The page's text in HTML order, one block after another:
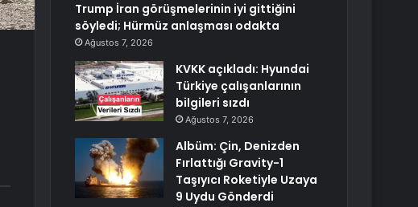
Trump İran görüşmelerinin iyi gittiğini
söyledi; Hürmüz anlaşması odakta
Ağustos 7, 2026
KVKK açıkladı: Hyundai
Türkiye çalışanlarının
bilgileri sızdı
Ağustos 7, 2026
Albüm: Çin, Denizden
Fırlattığı Gravity-1
Taşıyıcı Roketiyle Uzaya
9 Uydu Gönderdi